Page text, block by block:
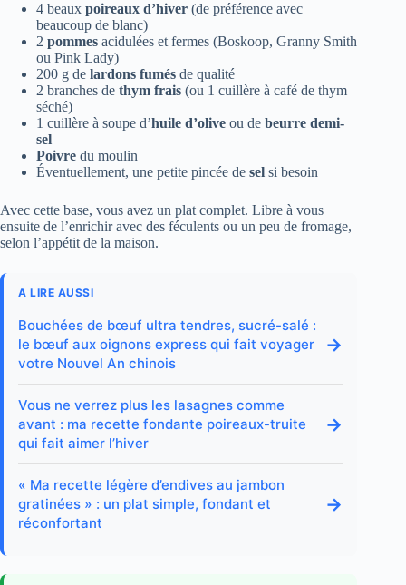
4 beaux poireaux d’hiver (de préférence avec
beaucoup de blanc)
2 pommes acidulées et fermes (Boskoop, Granny Smith
ou Pink Lady)
200 g de lardons fumés de qualité
2 branches de thym frais (ou 1 cuillère à café de thym
séché)
1 cuillère à soupe d’huile d’olive ou de beurre demi-
sel
Poivre du moulin
Éventuellement, une petite pincée de sel si besoin
Avec cette base, vous avez un plat complet. Libre à vous
ensuite de l’enrichir avec des féculents ou un peu de fromage,
selon l’appétit de la maison.
A LIRE AUSSI
Bouchées de bœuf ultra tendres, sucré-salé :
le bœuf aux oignons express qui fait voyager
votre Nouvel An chinois
→
Vous ne verrez plus les lasagnes comme
avant : ma recette fondante poireaux-truite
qui fait aimer l’hiver
→
« Ma recette légère d’endives au jambon
gratinées » : un plat simple, fondant et
réconfortant
→